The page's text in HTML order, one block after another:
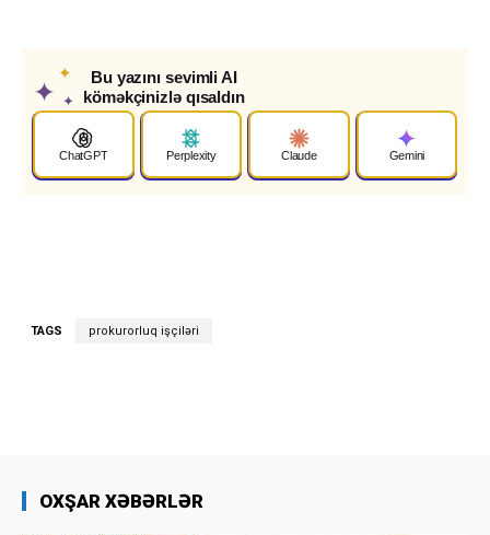
✦
✦
✦
Bu yazını sevimli AI
köməkçinizlə qısaldın
ChatGPT Perplexity Claude Gemini
TAGS prokurorluq işçiləri
OXŞAR XƏBƏRLƏR